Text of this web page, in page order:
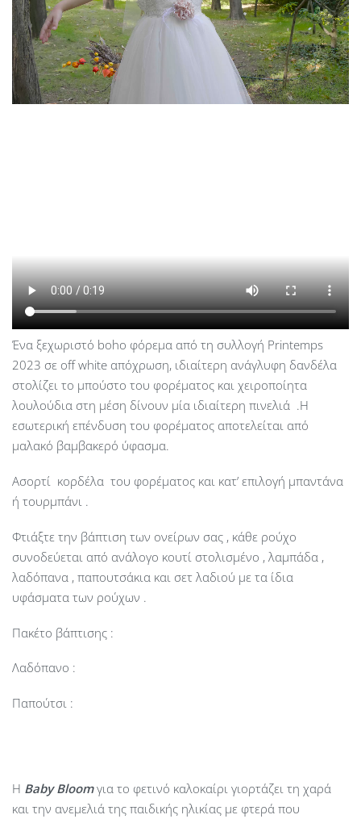
Ένα ξεχωριστό boho φόρεμα από τη συλλογή Printemps
2023 σε off white απόχρωση, ιδιαίτερη ανάγλυφη δανδέλα
στολίζει το μπούστο του φορέματος και χειροποίητα
λουλούδια στη μέση δίνουν μία ιδιαίτερη πινελιά .Η
εσωτερική επένδυση του φορέματος αποτελείται από
μαλακό βαμβακερό ύφασμα.
Ασορτί κορδέλα του φορέματος και κατ’ επιλογή μπαντάνα
ή τουρμπάνι .
Φτιάξτε την βάπτιση των ονείρων σας , κάθε ρούχο
συνοδεύεται από ανάλογο κουτί στολισμένο , λαμπάδα ,
λαδόπανα , παπουτσάκια και σετ λαδιού με τα ίδια
υφάσματα των ρούχων .
Πακέτο βάπτισης :
Λαδόπανο :
Παπούτσι :
Η Baby Bloom για το φετινό καλοκαίρι γιορτάζει τη χαρά
και την ανεμελιά της παιδικής ηλικίας με φτερά που